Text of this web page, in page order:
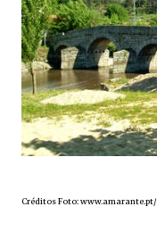
Créditos Foto: www.amarante.pt/